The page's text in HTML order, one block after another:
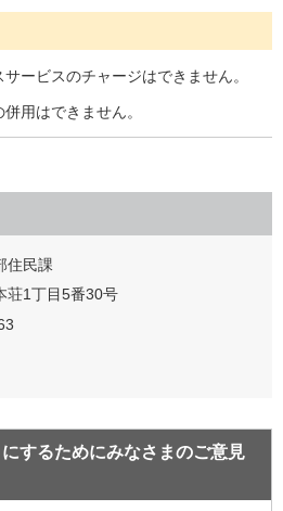
ービスのチャージはできません。
用はできません。
住民課
荘1丁目5番30号
するためにみなさまのご意見